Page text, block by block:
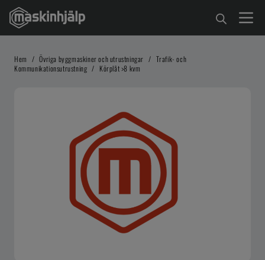
Hem / Övriga byggmaskiner och utrustningar / Trafik- och
Kommunikationsutrustning / Körplåt >8 kvm